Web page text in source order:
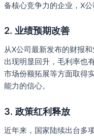
备核心竞争力的企业，X
2. 业绩预期改善
从X公司最新发布的财报
出现明显回升，毛利率也
市场份额拓展等方面取得
能力的信心。
3. 政策红利释放
近年来，国家陆续出台多